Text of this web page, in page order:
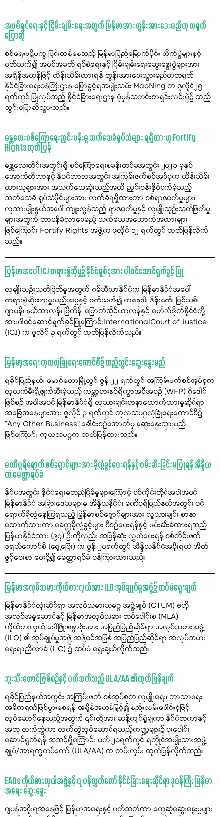
အပစ်ရပ်ရေးနှင့် ငြိမ်းချမ်းရေးအတွက် မြန်မာအား တွန်းအားပေးမည်ဟု တရုတ်
ပြောဆို
စစ်ရေးပဋိပက္ခ ပြင်းထန်နေသည့် မြန်မာပြည်မြောက်ပိုင်း တိုက်ပွဲများနှင့်
ပတ်သက်၍ အပစ်အခတ် ရပ်စဲရေးနှင့် ငြိမ်းချမ်းရေးဆွေးနွေးပွဲများအား
အရှိန်အဟုန်ဖြင့် ထိန်းသိမ်းထားရန် တွန်းအားပေးသွားမည်ဟုတရုတ်
နိုင်ငံခြားရေးဝန်ကြီးဌာန ပြောခွင့်ရအမျိုးသမီး MaoNing က ဇူလိုင်၂၅
ရက်တွင် ပြုလုပ်သည့် နိုင်ငံခြားရေးဌာန ပုံမှန်သတင်းစာရှင်းလင်းပွဲ၌ ထည့်
သွင်းပြောဆိုသွားသည်။
မန္တလေးစစ်ကြောရေးညှင်းပန်းမှု သက်သေခံရုပ်သံများ ရရှိထားဟု Fortify
Rights ထုတ်ပြန်
မန္တလေးတိုင်းအတွင်းရှိ စစ်ကြောရေးစခန်းတစ်ခုအတွင်း ၂၀၂၁ ခုနှစ်
အောက်တိုဘာနှင့် နိုဝင်ဘာလအတွင်း အကြမ်းဖက်စစ်အုပ်စုက ထိန်းသိမ်း
ထားသူများအား အသက်သေဆုံးသည်အထိ ညှင်းပန်းနှိပ်စက်ခဲ့သည့်
သက်သေခံ ရုပ်သံဖိုင်များအား လက်ခံရရှိထားကာ စစ်ရာဇဝတ်မှုများ၊
လူသားမျိုးနွယ်အပေါ် ကျူးလွန်သည့် ရာဇဝတ်မှုနှင့် လူမျိုးသုဉ်းသတ်ဖြတ်မှု
များအတွက် တာဝန်ခံလာစေမည့် သက်သေအထောက်အထားများ
ဖြစ်ကြောင်း Fortify Rights အဖွဲ့က ဇူလိုင် ၁၂ ရက်တွင် ထုတ်ပြန်လိုက်
သည်။
မြန်မာအပေါ် ICJ တရားစွဲဆိုမှု၌ နိုင်ငံရှစ်ခုအား ပါဝင်ဆောင်ရွက်ခွင့် ပြု
လူမျိုးသုဉ်းသတ်ဖြတ်မှုအတွက် ဂမ်ဘီယာနိုင်ငံက မြန်မာနိုင်ငံအပေါ်
တရားစွဲဆိုထားမှုသည့်အမှုနှင့် ပတ်သက်၍ ကနေဒါ၊ ဒိန်းမတ်၊ ပြင်သစ်၊
ဂျာမနီ၊ နယ်သာလန်၊ ဗြိတိန်၊ မြောက်အိုင်ယာလန်နှင့် မော်လ်ဒိုက်နိုင်ငံတို့
အားပါဝင်ဆောင်ရွက်ခွင့်ပြုကြောင်းInternationalCourt of Justice
(ICJ) က ဇူလိုင် ၃ ရက်တွင် ထုတ်ပြန်လိုက်သည်။
မြန်မာ့အရေး ကုလလုံခြုံရေးကောင်စီ၌ ထည့်သွင်းဆွေးနွေးမည်
ရခိုင်ပြည်နယ်၊ မောင်တောမြို့တွင် ဇွန် ၂၂ ရက်တွင် အကြမ်းဖက်စစ်အုပ်စုက
လုယက်မီးရှို့ဖျက်ဆီးခဲ့သည့် ကမ္ဘာ့စားနပ်ရိက္ခာအစီအစဉ် (WFP) ဂိုဒေါင်
ဖြစ်စဉ် အပါအဝင် မြန်မာနိုင်ငံရှိ လူသားချင်းစာနာထောက်ထားမှုဆိုင်ရာ
အခြေအနေများအား ဇူလိုင် ၃ ရက်တွင် ကုလသမဂ္ဂလုံခြုံရေးကောင်စီ၌
"Any Other Business” ခေါင်းစဉ်အောက်မှ ဆွေးနွေးသွားမည်
ဖြစ်ကြောင်း ကုလသမဂ္ဂက ထုတ်ပြန်ထားသည်။
မဏိပူရ်ရောက် စစ်ရှောင်များအား ခိုလှုံခွင့်ပေးရန်နှင့် ဖမ်းဆီးခြင်းမပြုရန် အိန္ဒိယ
ထံ မေတ္တာရပ်ခံ
နိုင်ငံအတွင်း နိုင်ငံရေးမတည်ငြိမ်မှုများကြောင့် စစ်ကိုင်းတိုင်အပါအဝင်
မြန်မာနိုင်ငံ အခြားဒေသများမှ အိန္ဒိယနိုင်ငံ၊ မဏိပူရ်ပြည်နယ်အတွင်း ဝင်
ရောက်ခိုလှုံနေကြရသည့် မြန်မာစစ်ရှောင်များအား လူသားချင်း စာနာ
ထောက်ထားကာ ခေတ္တခိုလှုံခွင့်များ စီစဉ်ပေးရန်နှင့် ဖမ်းဆီးခံထားရသည့်
မြန်မာနိုင်ငံသား (၉၇) ဦးကိုလည်း အမြန်ဆုံး လွှတ်ပေးရန် စစ်ကိုင်းဖက်
ဒရယ်ကောင်စီ (ရှေ့ပြေး) က ဇွန် ၂၀ရက်တွင် အိန္ဒိယနိုင်ငံအစိုးရထံ အိတ်
ဖွင့်ပေးစာ ပေးပို့၍ မေတ္တာရပ်ခံ ပန်ကြားထားသည်။
မြန်မာအလုပ်သမားကိုယ်စားလှယ်အား ILO အုပ်ချုပ်မှုအဖွဲ့၌ ထပ်မံရွေးချယ်
မြန်မာနိုင်ငံလုံးဆိုင်ရာ အလုပ်သမားသမဂ္ဂ အဖွဲ့ချုပ် (CTUM) ဗဟို
အလုပ်အမှုဆောင်နှင့် မြန်မာအလုပ်သမား တပ်ပေါင်းစု (MLA)
ကိုယ်စားလှယ် ဒေါ်ဖြိုးစန္ဒာစိုးအား အပြည်ပြည်ဆိုင်ရာ အလုပ်သမားအဖွဲ့
(ILO) ၏ အုပ်ချုပ်မှုအဖွဲ့ အဖွဲ့ဝင်အဖြစ် အပြည်ပြည်ဆိုင်ရာ အလုပ်သမား
ရေးရာညီလာခံ (ILC) ၌ ထပ်မံ ရွေးချယ်လိုက်သည်။
ဘူးသီးတောင်ဖြစ်စဉ်နှင့် ပတ်သက်သည့် ULA/AA ၏ ထုတ်ပြန်ချက်
ရခိုင်ပြည်နယ်အတွင်း အကြမ်းဖက် စစ်အုပ်စုက လူမျိုးရေး၊ ဘာသာရေး
အဓိကရုဏ်ဖြစ်ပွားစေရန် အရှိန်အဟုန်မြှင့်၍ နည်းလမ်းပေါင်းစုံဖြင့်
လုပ်ဆောင်နေသည့်အတွက် ၎င်းတို့အား ဆန့်ကျင်ရှုံချကာ နိုင်ငံတကာနှင့်
အတူ လက်တွဲကာ လက်တွဲလုပ်ဆောင်ရသည့်ကဏ္ဍများ၌ ပူးပေါင်း
ဆောင်ရွက်ရန် အသင့်ရှိကြောင်း မတ် ၂၀ရက်တွင် ရက္ခိုင်အမျိုးသားအဖွဲ့
ချုပ်/အာရက္ခတပ်တော် (ULA/AA) က ကမ်းလှမ်း ထုတ်ပြန်လိုက်သည်။
EAOs ကိုယ်စားလှယ်အဖွဲ့နှင့် ဂျပန်လွှတ်တော် နိုင်ငံခြားရေးဆိုင်ရာ ဒုဝန်ကြီး မြန်မာ
အရေး ဆွေးနွေး
ဂျပန်အစိုးရအနေဖြင့် မြန်မာ့အရေးနှင့် ပတ်သက်ကာ တွေ့ဆုံဆွေးနွေးမှုများ